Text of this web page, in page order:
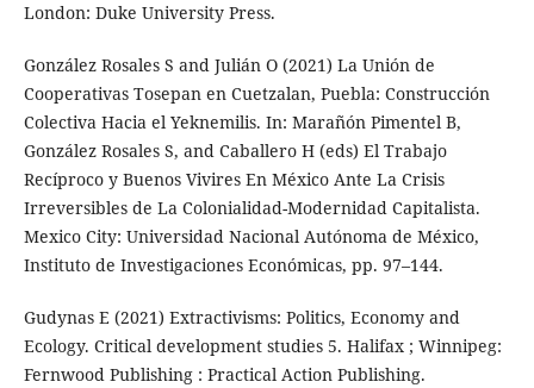
London: Duke University Press.
González Rosales S and Julián O (2021) La Unión de
Cooperativas Tosepan en Cuetzalan, Puebla: Construcción
Colectiva Hacia el Yeknemilis. In: Marañón Pimentel B,
González Rosales S, and Caballero H (eds) El Trabajo
Recíproco y Buenos Vivires En México Ante La Crisis
Irreversibles de La Colonialidad-Modernidad Capitalista.
Mexico City: Universidad Nacional Autónoma de México,
Instituto de Investigaciones Económicas, pp. 97–144.
Gudynas E (2021) Extractivisms: Politics, Economy and
Ecology. Critical development studies 5. Halifax ; Winnipeg:
Fernwood Publishing : Practical Action Publishing.